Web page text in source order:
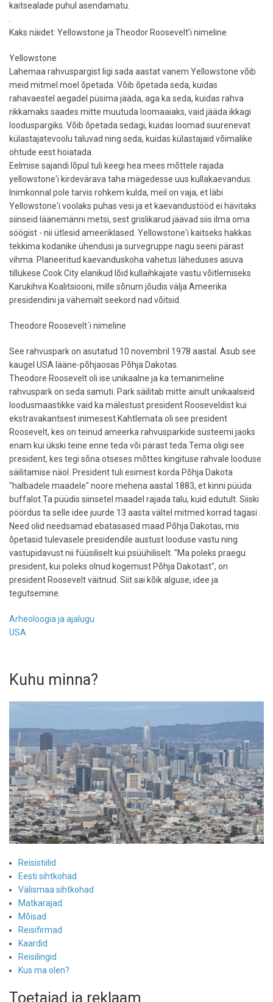
kaitsealade puhul asendamatu.
Kaks näidet: Yellowstone ja Theodor Roosevelt’i nimeline
Yellowstone
Lahemaa rahvuspargist ligi sada aastat vanem Yellowstone võib
meid mitmel moel õpetada. Võib õpetada seda, kuidas
rahavaestel aegadel püsima jääda, aga ka seda, kuidas rahva
rikkamaks saades mitte muutuda loomaaiaks, vaid jääda ikkagi
looduspargiks. Võib õpetada sedagi, kuidas loomad suurenevat
külastajatevoolu taluvad ning seda, kuidas külastajaid võimalike
ohtude eest hoiatada.
Eelmise sajandi lõpul tuli keegi hea mees mõttele rajada
yellowstone'i kirdevärava taha mägedesse uus kullakaevandus.
Inimkonnal pole tarvis rohkem kulda, meil on vaja, et läbi
Yellowstone'i voolaks puhas vesi ja et kaevandustööd ei hävitaks
siinseid läänemänni metsi, sest grislikarud jäävad siis ilma oma
söögist - nii ütlesid ameeriklased. Yellowstone'i kaitseks hakkas
tekkima kodanike ühendusi ja survegruppe nagu seeni pärast
vihma. Planeeritud kaevanduskoha vahetus läheduses asuva
tillukese Cook City elanikud lõid kullaihkajate vastu võitlemiseks
Karukihva Koalitsiooni, mille sõnum jõudis välja Ameerika
presidendini ja vähemalt seekord nad võitsid.
Theodore Roosevelt´i nimeline
See rahvuspark on asutatud 10 novembril 1978 aastal. Asub see
kaugel USA lääne-põhjaosas Põhja Dakotas.
Theodore Roosevelt oli ise unikaalne ja ka temanimeline
rahvuspark on seda samuti. Park säilitab mitte ainult unikaalseid
loodusmaastikke vaid ka mälestust president Rooseveldist kui
ekstravakantsest inimesest.Kahtlemata oli see president
Roosevelt, kes on teinud ameerka rahvusparkide süsteemi jaoks
enam kui ükski teine enne teda või pärast teda.Tema oligi see
president, kes tegi sõna otseses mõttes kingituse rahvale looduse
säilitamise näol. President tuli esimest korda Põhja Dakota
"halbadele maadele" noore mehena aastal 1883, et kinni püüda
buffalot.Ta püüdis siinsetel maadel rajada talu, kuid edutult. Siiski
pöördus ta selle idee juurde 13 aasta vältel mitmed korrad tagasi .
Need olid needsamad ebatasased maad Põhja Dakotas, mis
õpetasid tulevasele presidendile austust looduse vastu ning
vastupidavust nii füüsiliselt kui psüühiliselt. "Ma poleks praegu
president, kui poleks olnud kogemust Põhja Dakotast", on
president Roosevelt väitnud. Siit sai kõik alguse, idee ja
tegutsemine.
Arheoloogia ja ajalugu
USA
Kuhu minna?
Reisistiilid
Eesti sihtkohad
Välismaa sihtkohad
Matkarajad
Mõisad
Reisifirmad
Kaardid
Reisilingid
Kus ma olen?
Toetajad ja reklaam